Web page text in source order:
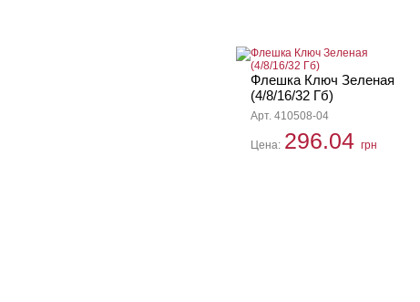
Флешка Ключ Зеленая
(4/8/16/32 Гб)
Арт. 410508-04
Цена: 296.04 грн